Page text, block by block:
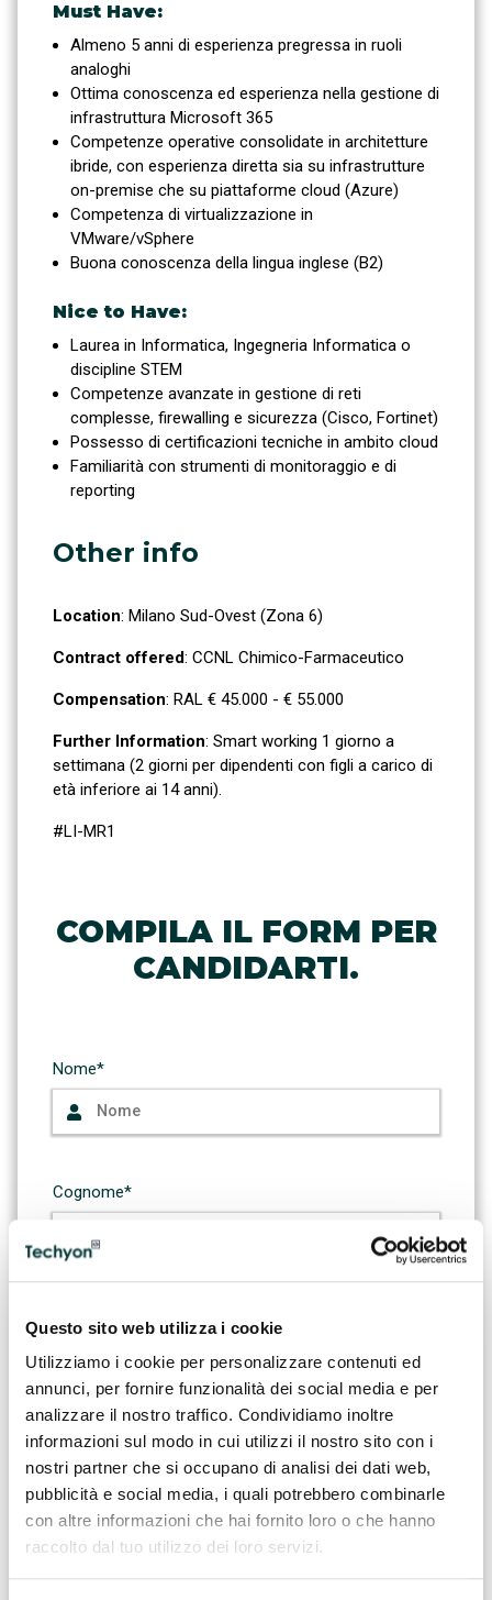
Questo sito web utilizza i cookie
Utilizziamo i cookie per personalizzare contenuti ed
annunci, per fornire funzionalità dei social media e per
analizzare il nostro traffico. Condividiamo inoltre
informazioni sul modo in cui utilizzi il nostro sito con i
nostri partner che si occupano di analisi dei dati web,
pubblicità e social media, i quali potrebbero combinarle
con altre informazioni che hai fornito loro o che hanno
raccolto dal tuo utilizzo dei loro servizi.
Must Have:
Almeno 5 anni di esperienza pregressa in ruoli
analoghi
Ottima conoscenza ed esperienza nella gestione di
infrastruttura Microsoft 365
Competenze operative consolidate in architetture
ibride, con esperienza diretta sia su infrastrutture
on-premise che su piattaforme cloud (Azure)
Competenza di virtualizzazione in
VMware/vSphere
Buona conoscenza della lingua inglese (B2)
Nice to Have:
Laurea in Informatica, Ingegneria Informatica o
discipline STEM
Competenze avanzate in gestione di reti
complesse, firewalling e sicurezza (Cisco, Fortinet)
Possesso di certificazioni tecniche in ambito cloud
Familiarità con strumenti di monitoraggio e di
reporting
Other info
Location: Milano Sud-Ovest (Zona 6)
Contract offered: CCNL Chimico-Farmaceutico
Compensation: RAL € 45.000 - € 55.000
Further Information: Smart working 1 giorno a
settimana (2 giorni per dipendenti con figli a carico di
età inferiore ai 14 anni).
#LI-MR1
COMPILA IL FORM PER
CANDIDARTI.
Nome*
Cognome*
Conferma E-mail*